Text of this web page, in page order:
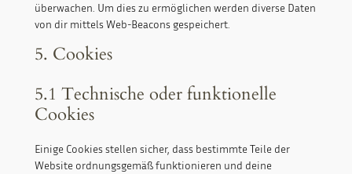
überwachen. Um dies zu ermöglichen werden diverse Daten
von dir mittels Web-Beacons gespeichert.
5. Cookies
5.1 Technische oder funktionelle
Cookies
Einige Cookies stellen sicher, dass bestimmte Teile der
Website ordnungsgemäß funktionieren und deine